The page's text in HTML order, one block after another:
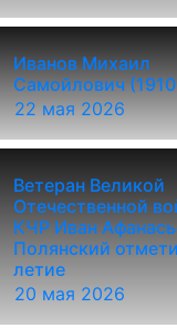
22 мая 2026
Иванов Михаил
Самойлович
20 мая 2026
Ветеран Великой
Отечественной
КЧР Иван
Полянский
летие